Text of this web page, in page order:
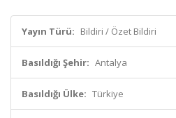
Yayın Türü: Bildiri / Özet Bildiri
Basıldığı Şehir: Antalya
Basıldığı Ülke: Türkiye